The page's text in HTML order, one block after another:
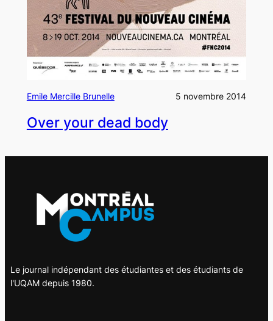
Emile Mercille Brunelle 5 novembre 2014
Over your dead body
Le journal indépendant des étudiantes et des étudiants de
l'UQAM depuis 1980.